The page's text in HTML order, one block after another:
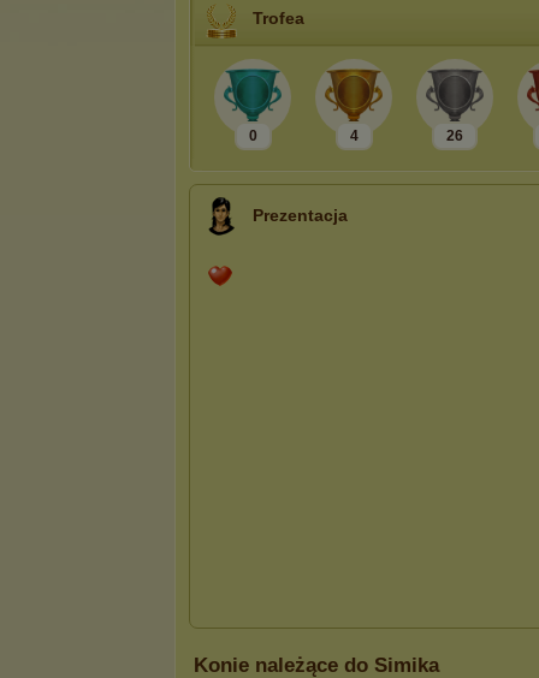
Trofea
0 4 26
Prezentacja
Konie należące do Simika